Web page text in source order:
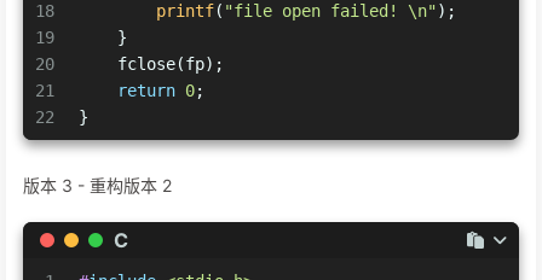
18
19
20
21
22
printf( "file open failed! \n");
    }
    fclose(fp);
return 0;
}
版本 3 - 重构版本 2
C